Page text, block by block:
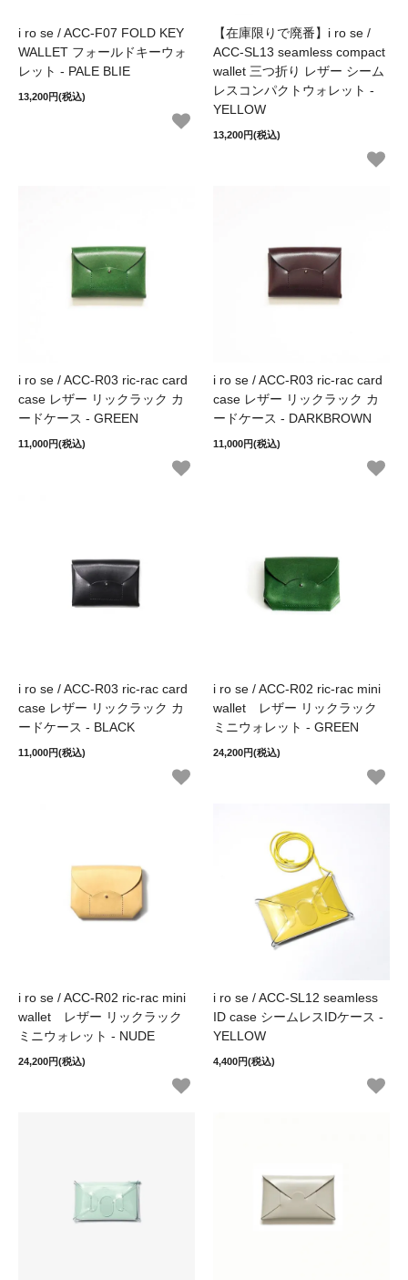
i ro se / ACC-F07 FOLD KEY
WALLET フォールドキーウォ
レット - PALE BLIE
13,200円(税込)
【在庫限りで廃番】i ro se /
ACC-SL13 seamless compact
wallet 三つ折り レザー シーム
レスコンパクトウォレット -
YELLOW
13,200円(税込)
i ro se / ACC-R03 ric-rac card
case レザー リックラック カ
ードケース - GREEN
11,000円(税込)
i ro se / ACC-R03 ric-rac card
case レザー リックラック カ
ードケース - DARKBROWN
11,000円(税込)
i ro se / ACC-R03 ric-rac card
case レザー リックラック カ
ードケース - BLACK
11,000円(税込)
i ro se / ACC-R02 ric-rac mini
wallet レザー リックラック
ミニウォレット - GREEN
24,200円(税込)
i ro se / ACC-R02 ric-rac mini
wallet レザー リックラック
ミニウォレット - NUDE
24,200円(税込)
i ro se / ACC-SL12 seamless
ID case シームレスIDケース -
YELLOW
4,400円(税込)